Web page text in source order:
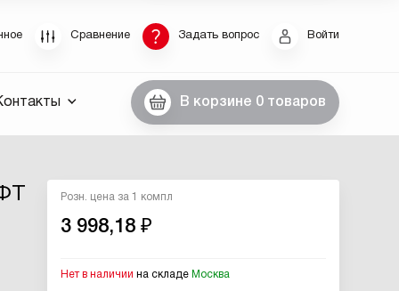
Сравнение Задать вопрос Войти
В корзине 0 товаров
Розн. цена за 1 компл
3 998,18 ₽
Нет в наличии на складе Москва
пароля
пароль, введите E-Mail. Контрольная строка
а также ваши регистрационные данные,
вам по E-Mail.
для восстановления